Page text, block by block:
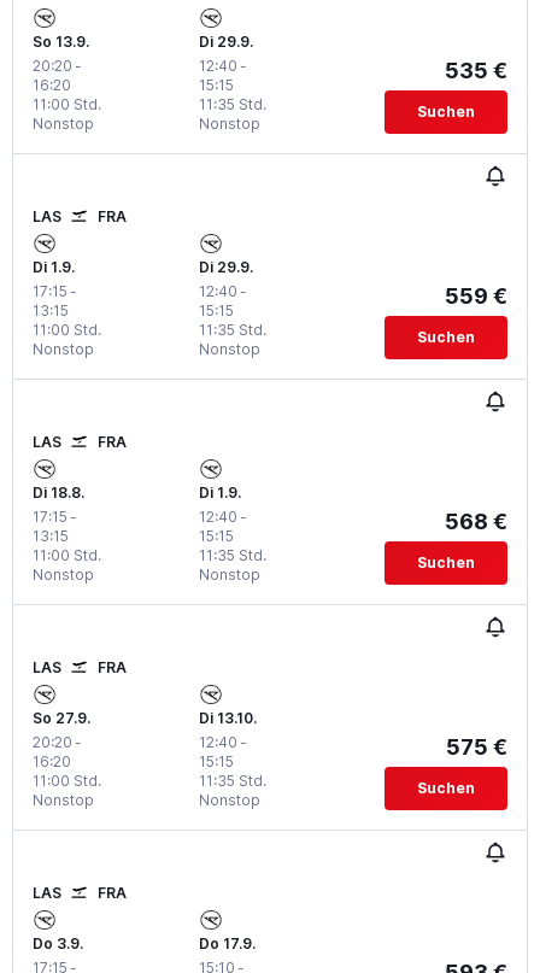
So 13.9.
20:20 -
16:20
Nonstop
11:00 Std.
Di 29.9.
12:40 -
15:15
Nonstop
11:35 Std.
535 €
Suchen
LAS FRA
Di 1.9.
17:15 -
13:15
Nonstop
11:00 Std.
Di 29.9.
12:40 -
15:15
Nonstop
11:35 Std.
559 €
Suchen
LAS FRA
Di 18.8.
17:15 -
13:15
Nonstop
11:00 Std.
Di 1.9.
12:40 -
15:15
Nonstop
11:35 Std.
568 €
Suchen
LAS FRA
So 27.9.
20:20 -
16:20
Nonstop
11:00 Std.
Di 13.10.
12:40 -
15:15
Nonstop
11:35 Std.
575 €
Suchen
LAS FRA
Do 3.9.
17:15 -
Do 17.9.
15:10 -